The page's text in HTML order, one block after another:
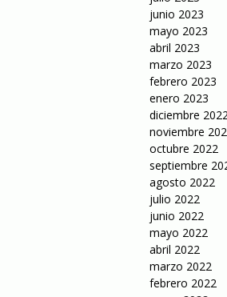
junio 2023
mayo 2023
abril 2023
marzo 2023
febrero 2023
enero 2023
diciembre
noviembre
octubre 2022
septiembre
agosto 2022
julio 2022
junio 2022
mayo 2022
abril 2022
marzo 2022
febrero 2022